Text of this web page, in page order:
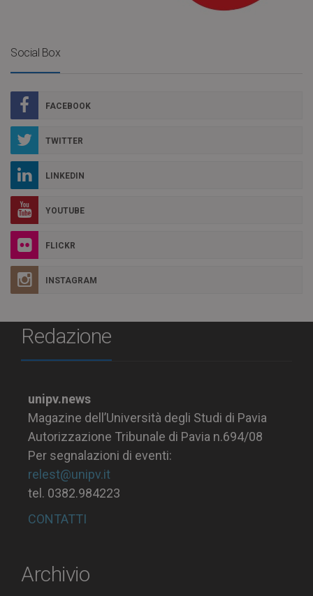
Social Box
FACEBOOK
TWITTER
LINKEDIN
YOUTUBE
FLICKR
INSTAGRAM
Redazione
unipv.news
Magazine dell’Università degli Studi di Pavia
Autorizzazione Tribunale di Pavia n.694/08
Per segnalazioni di eventi:
relest@unipv.it
tel. 0382.984223
CONTATTI
Archivio